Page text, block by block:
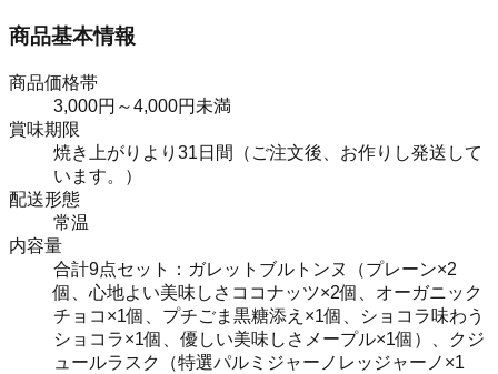
商品基本情報
商品価格帯
3,000円～4,000円未満
賞味期限
焼き上がりより31日間（ご注文後、お作りし発送して
います。）
配送形態
常温
内容量
合計9点セット：ガレットブルトンヌ（プレーン×2
個、心地よい美味しさココナッツ×2個、オーガニック
チョコ×1個、プチごま黒糖添え×1個、ショコラ味わう
ショコラ×1個、優しい美味しさメープル×1個）、クジ
ュールラスク（特選パルミジャーノレッジャーノ×1